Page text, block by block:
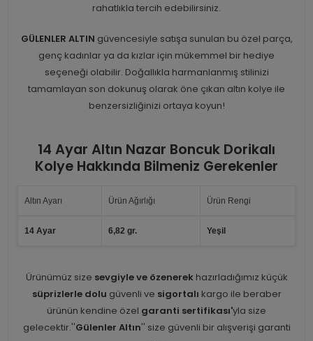
rahatlıkla tercih edebilirsiniz.
GÜLENLER ALTIN güvencesiyle satışa sunulan bu özel parça,
genç kadınlar ya da kızlar için mükemmel bir hediye
seçeneği olabilir. Doğallıkla harmanlanmış stilinizi
tamamlayan son dokunuş olarak öne çıkan altın kolye ile
benzersizliğinizi ortaya koyun!
14 Ayar Altın Nazar Boncuk Dorikalı
Kolye Hakkında Bilmeniz Gerekenler
Altın Ayarı Ürün Ağırlığı Ürün Rengi
14 Ayar 6,82 gr. Yeşil
Ürünümüz size sevgiyle ve özenerekhazırladığımız küçük
süprizlerle dolu güvenli ve sigortalı kargo ile beraber
ürünün kendine özel garanti sertifikası'yla size
gelecektir.''Gülenler Altın'' size güvenli bir alışverişi garanti